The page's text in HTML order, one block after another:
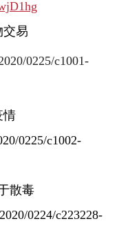
交易
0225/c1001-
情
0225/c1002-
散毒
0224/c223228-